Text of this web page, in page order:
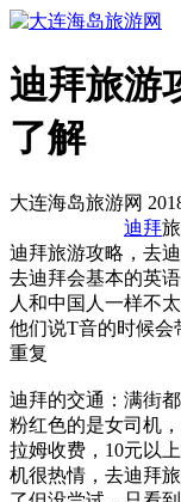
迪拜旅游
了解
大连海岛旅游网
迪拜
迪拜旅游攻略，去
去迪拜会基本的英
人和中国人一样不
他们说T音的时候会
重复
迪拜的交通：满街
粉红色的是女司机
拉姆收费，10元以
机很热情，去迪拜